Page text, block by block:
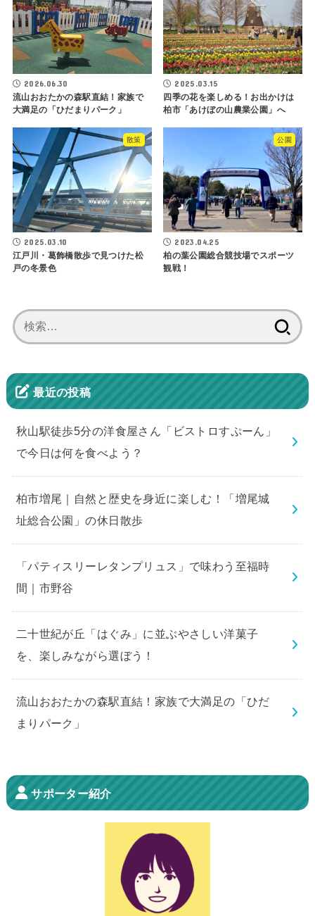
2026.06.30
流山おおたかの森駅直結！家族で
大満足の「ひだまりパーク」
2025.03.15
四季の花を楽しめる！お出かけは
柏市「あけぼの山農業公園」へ
散策
2025.03.10
江戸川・葛飾橋散歩で見つけた松
戸の冬景色
公園
2023.04.25
柏の葉公園総合競技場でスポーツ
観戦！
索:
最近の投稿
秋山駅徒歩5分の洋食屋さん「ビストロすぷーん」
で今日は何を食べよう？
柏市増尾｜自然と歴史を身近に楽しむ！「増尾城
址総合公園」の休日散歩
「パティスリーレタンプリュス」で味わう至福時
間｜市野谷
二十世紀が丘「はぐみ」に並ぶやさしい洋菓子
を、楽しみながら選ぼう！
流山おおたかの森駅直結！家族で大満足の「ひだ
まりパーク」
サポーター紹介